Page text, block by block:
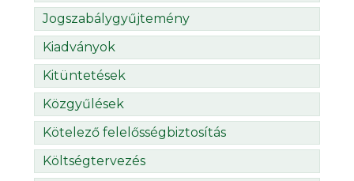
Jogszabálygyűjtemény
Kiadványok
Kitüntetések
Közgyűlések
Kötelező felelősségbiztosítás
Költségtervezés